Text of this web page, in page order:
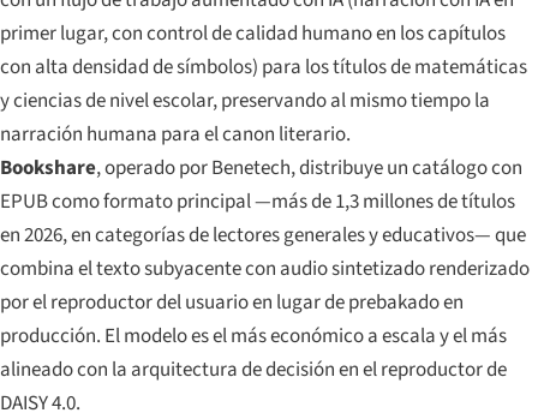
primer lugar, con control de calidad humano en los capítulos
con alta densidad de símbolos) para los títulos de matemáticas
y ciencias de nivel escolar, preservando al mismo tiempo la
narración humana para el canon literario.
Bookshare, operado por Benetech, distribuye un catálogo con
EPUB como formato principal —más de 1,3 millones de títulos
en 2026, en categorías de lectores generales y educativos— que
combina el texto subyacente con audio sintetizado renderizado
por el reproductor del usuario en lugar de prebakado en
producción. El modelo es el más económico a escala y el más
alineado con la arquitectura de decisión en el reproductor de
DAISY 4.0.